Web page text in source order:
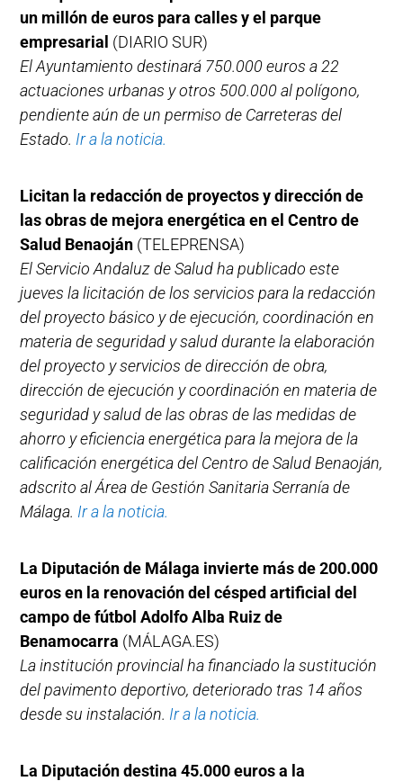
un millón de euros para calles y el parque
empresarial (DIARIO SUR)
El Ayuntamiento destinará 750.000 euros a 22
actuaciones urbanas y otros 500.000 al polígono,
pendiente aún de un permiso de Carreteras del
Estado. Ir a la noticia.
Licitan la redacción de proyectos y dirección de
las obras de mejora energética en el Centro de
Salud Benaoján (TELEPRENSA)
El Servicio Andaluz de Salud ha publicado este
jueves la licitación de los servicios para la redacción
del proyecto básico y de ejecución, coordinación en
materia de seguridad y salud durante la elaboración
del proyecto y servicios de dirección de obra,
dirección de ejecución y coordinación en materia de
seguridad y salud de las obras de las medidas de
ahorro y eficiencia energética para la mejora de la
calificación energética del Centro de Salud Benaoján,
adscrito al Área de Gestión Sanitaria Serranía de
Málaga. Ir a la noticia.
La Diputación de Málaga invierte más de 200.000
euros en la renovación del césped artificial del
campo de fútbol Adolfo Alba Ruiz de
Benamocarra (MÁLAGA.ES)
La institución provincial ha financiado la sustitución
del pavimento deportivo, deteriorado tras 14 años
desde su instalación. Ir a la noticia.
La Diputación destina 45.000 euros a la